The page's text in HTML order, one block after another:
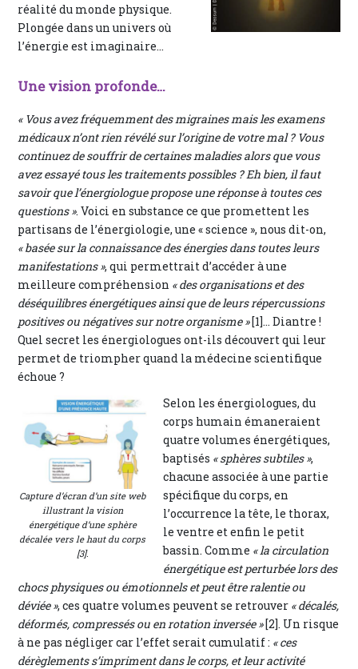
réalité du monde physique.
Plongée dans un univers où
l’énergie est imaginaire…
Une vision profonde…
« Vous avez fréquemment des migraines mais les examens
médicaux n’ont rien révélé sur l’origine de votre mal ? Vous
continuez de souffrir de certaines maladies alors que vous
avez essayé tous les traitements possibles ? Eh bien, il faut
savoir que l’énergiologue propose une réponse à toutes ces
questions ». Voici en substance ce que promettent les
partisans de l’énergiologie, une « science », nous dit-on,
« basée sur la connaissance des énergies dans toutes leurs
manifestations », qui permettrait d’accéder à une
meilleure compréhension « des organisations et des
déséquilibres énergétiques ainsi que de leurs répercussions
positives ou négatives sur notre organisme »[1]… Diantre !
Quel secret les énergiologues ont-ils découvert qui leur
permet de triompher quand la médecine scientifique
échoue ?
Capture d’écran d’un site web
illustrant la vision
énergétique d’une sphère
décalée vers le haut du corps
[3].
Selon les énergiologues, du
corps humain émaneraient
quatre volumes énergétiques,
baptisés « sphères subtiles »,
chacune associée à une partie
spécifique du corps, en
l’occurrence la tête, le thorax,
le ventre et enfin le petit
bassin. Comme « la circulation
énergétique est perturbée lors des
chocs physiques ou émotionnels et peut être ralentie ou
déviée », ces quatre volumes peuvent se retrouver « décalés,
déformés, compressés ou en rotation inversée »[2]. Un risque
à ne pas négliger car l’effet serait cumulatif : « ces
dérèglements s’impriment dans le corps, et leur activité